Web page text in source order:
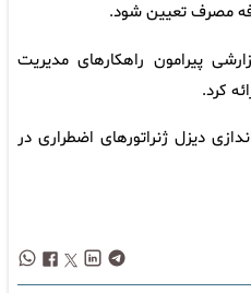
مصرف تعیین شود.
پیرامون راهکارهای مدیریت
کرد.
دیزل ژنراتورهای اضطراری در